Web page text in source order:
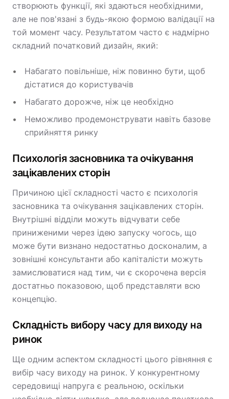
створюють функції, які здаються необхідними,
але не пов'язані з будь-якою формою валідації на
той момент часу. Результатом часто є надмірно
складний початковий дизайн, який:
Набагато повільніше, ніж повинно бути, щоб
дістатися до користувачів
Набагато дорожче, ніж це необхідно
Неможливо продемонструвати навіть базове
сприйняття ринку
Психологія засновника та очікування
зацікавлених сторін
Причиною цієї складності часто є психологія
засновника та очікування зацікавлених сторін.
Внутрішні відділи можуть відчувати себе
приниженими через ідею запуску чогось, що
може бути визнано недостатньо досконалим, а
зовнішні консультанти або капіталісти можуть
замислюватися над тим, чи є скорочена версія
достатньо показовою, щоб представляти всю
концепцію.
Складність вибору часу для виходу на
ринок
Ще одним аспектом складності цього рівняння є
вибір часу виходу на ринок. У конкурентному
середовищі напруга є реальною, оскільки